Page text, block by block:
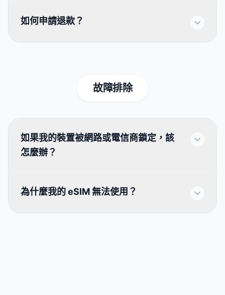
如何申請退款？
故障排除
如果我的裝置被網路或電信商鎖定，該
怎麼辦？
為什麼我的 eSIM 無法使用？